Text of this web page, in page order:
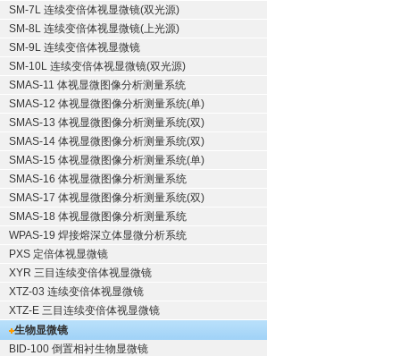
SM-7L 连续变倍体视显微镜(双光源)
SM-8L 连续变倍体视显微镜(上光源)
SM-9L 连续变倍体视显微镜
SM-10L 连续变倍体视显微镜(双光源)
SMAS-11 体视显微图像分析测量系统
SMAS-12 体视显微图像分析测量系统(单)
SMAS-13 体视显微图像分析测量系统(双)
SMAS-14 体视显微图像分析测量系统(双)
SMAS-15 体视显微图像分析测量系统(单)
SMAS-16 体视显微图像分析测量系统
SMAS-17 体视显微图像分析测量系统(双)
SMAS-18 体视显微图像分析测量系统
WPAS-19 焊接熔深立体显微分析系统
PXS 定倍体视显微镜
XYR 三目连续变倍体视显微镜
XTZ-03 连续变倍体视显微镜
XTZ-E 三目连续变倍体视显微镜
生物显微镜
BID-100 倒置相衬生物显微镜